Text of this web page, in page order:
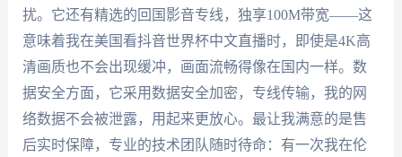
扰。它还有精选的回国影音专线，独享100M带宽——这
意味着我在美国看抖音世界杯中文直播时，即使是4K高
清画质也不会出现缓冲，画面流畅得像在国内一样。数
据安全方面，它采用数据安全加密，专线传输，我的网
络数据不会被泄露，用起来更放心。最让我满意的是售
后实时保障，专业的技术团队随时待命：有一次我在伦